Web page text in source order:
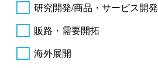
研究開発/商品・サービス開発
販路・需要開拓
海外展開